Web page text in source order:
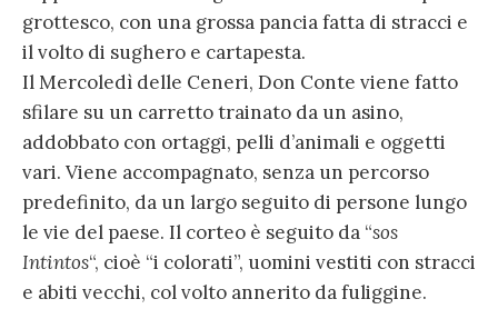
grottesco, con una grossa pancia fatta di stracci e
il volto di sughero e cartapesta.
Il Mercoledì delle Ceneri, Don Conte viene fatto
sfilare su un carretto trainato da un asino,
addobbato con ortaggi, pelli d’animali e oggetti
vari. Viene accompagnato, senza un percorso
predefinito, da un largo seguito di persone lungo
le vie del paese. Il corteo è seguito da “sos
Intintos“, cioè “i colorati”, uomini vestiti con stracci
e abiti vecchi, col volto annerito da fuliggine.